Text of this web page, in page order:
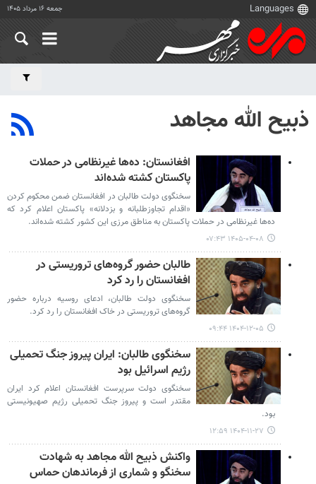
جمعه ۱۶ مرداد ۱۴۰۵
ذبیح الله مجاهد
افغانستان: ده‌ها غیرنظامی در حملات
پاکستان کشته شده‌اند
سخنگوی دولت طالبان در افغانستان ضمن محکوم کردن
«اقدام تجاوزطلبانه و بزدلانه» پاکستان اعلام کرد که
ده‌ها غیرنظامی در حملات پاکستان به مناطق مرزی این کشور کشته شده‌اند.
۱۴۰۵-۰۴-۰۸ ۰۷:۴۳
طالبان حضور گروه‌های تروریستی در
افغانستان را رد کرد
سخنگوی دولت طالبان، ادعای روسیه درباره حضور
گروه‌های تروریستی در خاک افغانستان را رد کرد.
۱۴۰۴-۱۲-۰۵ ۰۹:۴۴
سخنگوی طالبان: ایران پیروز جنگ تحمیلی
رژیم اسرائیل بود
سخنگوی دولت سرپرست افغانستان اعلام کرد ایران
مقتدر است و پیروز جنگ تحمیلی رژیم صهیونیستی
بود.
۱۴۰۴-۱۱-۲۷ ۱۲:۵۹
واکنش ذبیح الله مجاهد به شهادت
سخنگو و شماری از فرماندهان حماس